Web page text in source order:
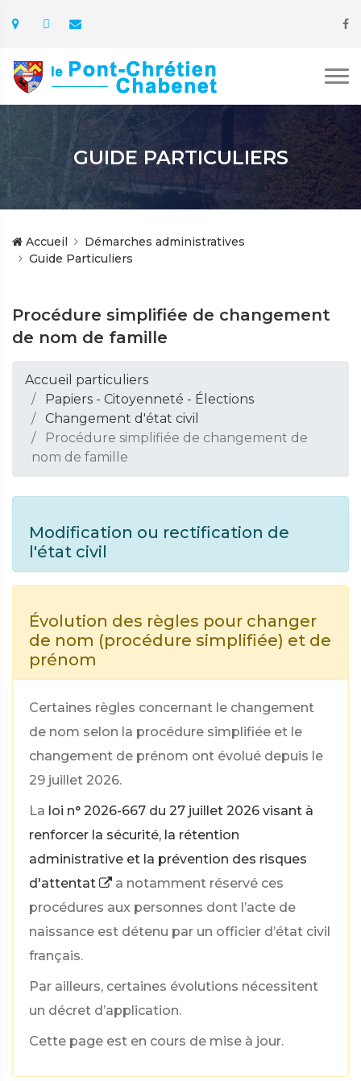
GUIDE PARTICULIERS
Accueil
Démarches administratives
Guide Particuliers
Procédure simplifiée de changement
de nom de famille
Accueil particuliers
Papiers - Citoyenneté - Élections
Changement d'état civil
Procédure simplifiée de changement de
nom de famille
Modification ou rectification de
l'état civil
Évolution des règles pour changer
de nom (procédure simplifiée) et de
prénom
Certaines règles concernant le changement
de nom selon la procédure simplifiée et le
changement de prénom ont évolué depuis le
29 juillet 2026.
La loi n° 2026-667 du 27 juillet 2026 visant à
renforcer la sécurité, la rétention
administrative et la prévention des risques
d'attentat
a notamment réservé ces
procédures aux personnes dont l’acte de
naissance est détenu par un officier d’état civil
français.
Par ailleurs, certaines évolutions nécessitent
un décret d’application.
Cette page est en cours de mise à jour.